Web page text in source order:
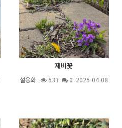
제비꽃
설용화 533 0 2025-04-08